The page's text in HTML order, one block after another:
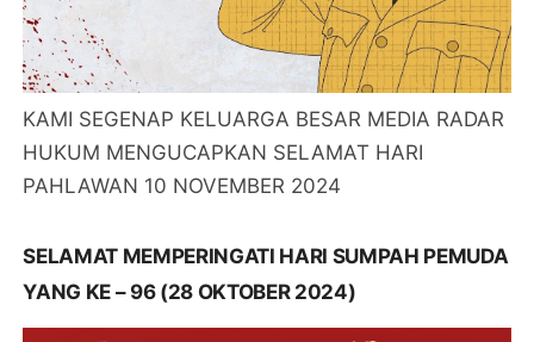
KAMI SEGENAP KELUARGA BESAR MEDIA RADAR
HUKUM MENGUCAPKAN SELAMAT HARI
PAHLAWAN 10 NOVEMBER 2024
SELAMAT MEMPERINGATI HARI SUMPAH PEMUDA
YANG KE – 96 (28 OKTOBER 2024)